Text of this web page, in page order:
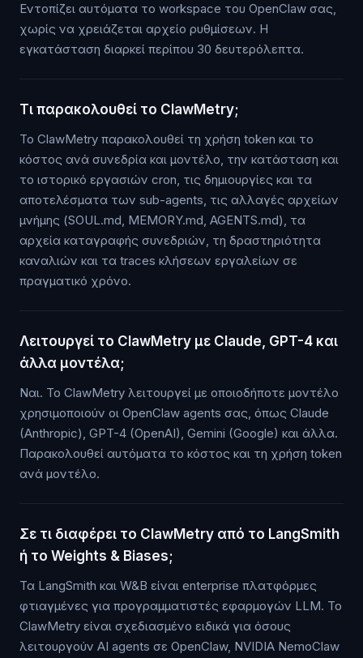
Εντοπίζει αυτόματα το workspace του OpenClaw σας,
χωρίς να χρειάζεται αρχείο ρυθμίσεων. Η
εγκατάσταση διαρκεί περίπου 30 δευτερόλεπτα.
Τι παρακολουθεί το ClawMetry;
Το ClawMetry παρακολουθεί τη χρήση token και το
κόστος ανά συνεδρία και μοντέλο, την κατάσταση και
το ιστορικό εργασιών cron, τις δημιουργίες και τα
αποτελέσματα των sub-agents, τις αλλαγές αρχείων
μνήμης (SOUL.md, MEMORY.md, AGENTS.md), τα
αρχεία καταγραφής συνεδριών, τη δραστηριότητα
καναλιών και τα traces κλήσεων εργαλείων σε
πραγματικό χρόνο.
Λειτουργεί το ClawMetry με Claude, GPT-4 και
άλλα μοντέλα;
Ναι. Το ClawMetry λειτουργεί με οποιοδήποτε μοντέλο
χρησιμοποιούν οι OpenClaw agents σας, όπως Claude
(Anthropic), GPT-4 (OpenAI), Gemini (Google) και άλλα.
Παρακολουθεί αυτόματα το κόστος και τη χρήση token
ανά μοντέλο.
Σε τι διαφέρει το ClawMetry από το LangSmith
ή το Weights & Biases;
Τα LangSmith και W&B είναι enterprise πλατφόρμες
φτιαγμένες για προγραμματιστές εφαρμογών LLM. Το
ClawMetry είναι σχεδιασμένο ειδικά για όσους
λειτουργούν AI agents σε OpenClaw, NVIDIA NemoClaw